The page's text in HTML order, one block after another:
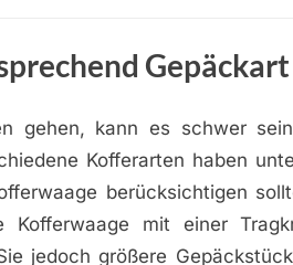
Gepäckart
gehen, kann es schwer
Kofferarten haben
berücksichtigen
Kofferwaage mit einer
jedoch größere